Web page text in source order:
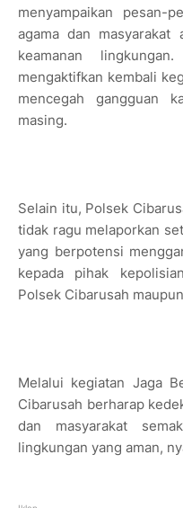
menyampaikan pesan-
agama dan
keamanan
mengaktifkan kembali
mencegah gangguan
masing.
Selain itu, Polsek
tidak ragu melaporkan
yang berpotensi
kepada pihak
Polsek Cibarusah
Melalui kegiatan Jaga
Cibarusah berharap
dan masyarakat
lingkungan yang aman,